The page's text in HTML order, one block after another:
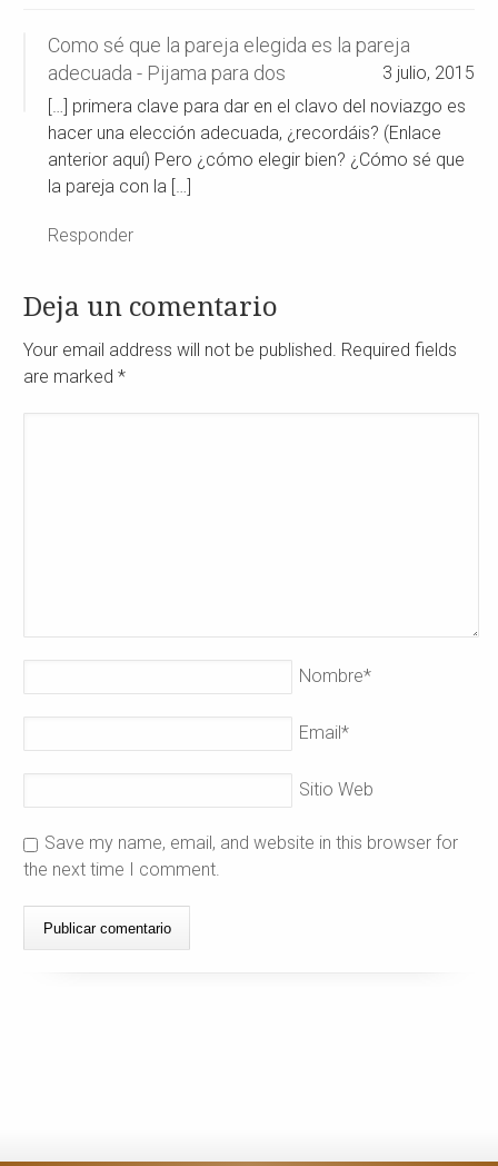
Como sé que la pareja elegida es la pareja
adecuada - Pijama para dos
3 julio, 2015
[…] primera clave para dar en el clavo del noviazgo es
hacer una elección adecuada, ¿recordáis? (Enlace
anterior aquí) Pero ¿cómo elegir bien? ¿Cómo sé que
la pareja con la […]
Responder
Deja un comentario
Your email address will not be published. Required fields
are marked*
Nombre*
Email*
Sitio Web
Save my name, email, and website in this browser for
the next time I comment.